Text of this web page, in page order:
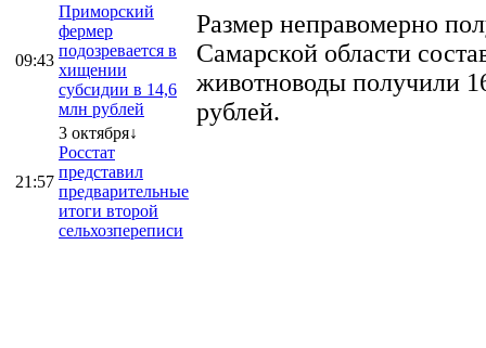
09:43
Приморский
фермер
подозревается в
хищении
субсидии в 14,6
млн рублей
21:57
3 октября↓
Росстат
представил
предварительные
итоги второй
сельхозпереписи
Размер неправомерно
Самарской области
животноводы получили
рублей.